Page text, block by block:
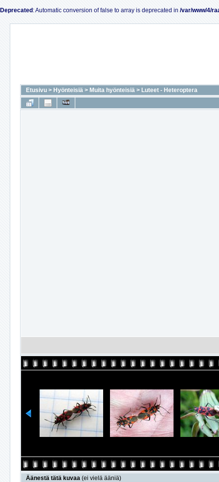
Deprecated : Automatic conversion of false to array is deprecated in /var/www/4/
Etusivu > Hyönteisiä > Muita hyönteisiä > Luteet - Heteroptera
Äänestä tätä kuvaa (ei vielä ääniä)